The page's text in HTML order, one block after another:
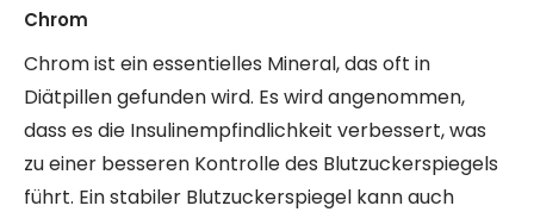
Chrom
Chrom ist ein essentielles Mineral, das oft in
Diätpillen gefunden wird. Es wird angenommen,
dass es die Insulinempfindlichkeit verbessert, was
zu einer besseren Kontrolle des Blutzuckerspiegels
führt. Ein stabiler Blutzuckerspiegel kann auch